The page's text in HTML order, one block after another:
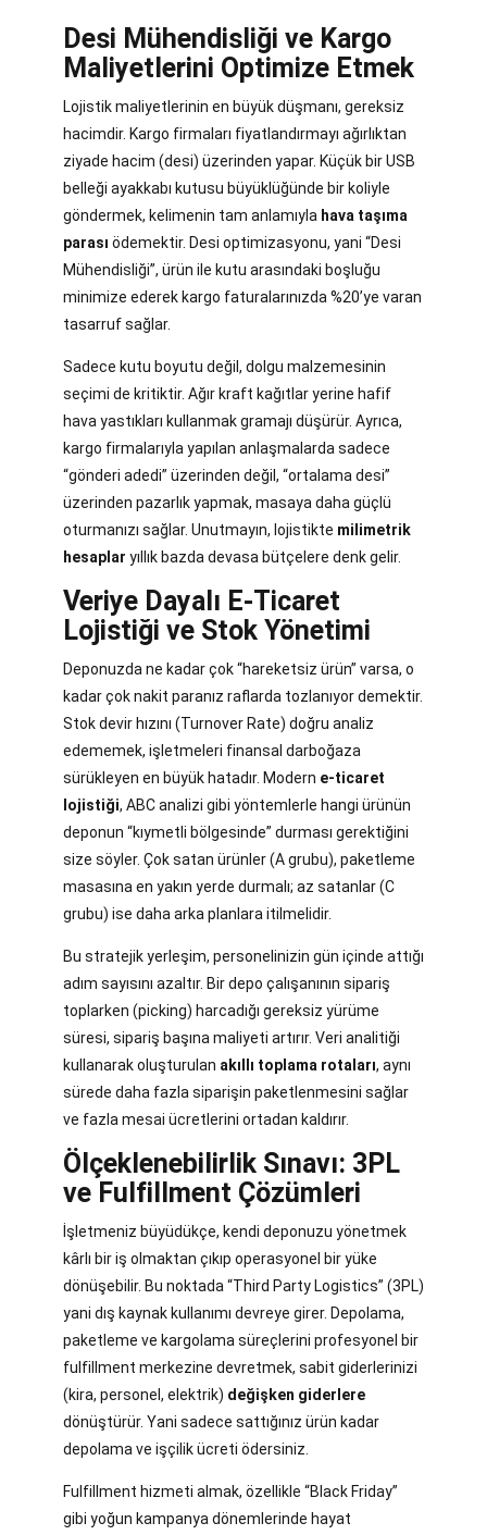
Desi Mühendisliği ve Kargo
Maliyetlerini Optimize Etmek
Lojistik maliyetlerinin en büyük düşmanı, gereksiz
hacimdir. Kargo firmaları fiyatlandırmayı ağırlıktan
ziyade hacim (desi) üzerinden yapar. Küçük bir USB
belleği ayakkabı kutusu büyüklüğünde bir koliyle
göndermek, kelimenin tam anlamıyla hava taşıma
parası ödemektir. Desi optimizasyonu, yani “Desi
Mühendisliği”, ürün ile kutu arasındaki boşluğu
minimize ederek kargo faturalarınızda %20’ye varan
tasarruf sağlar.
Sadece kutu boyutu değil, dolgu malzemesinin
seçimi de kritiktir. Ağır kraft kağıtlar yerine hafif
hava yastıkları kullanmak gramajı düşürür. Ayrıca,
kargo firmalarıyla yapılan anlaşmalarda sadece
“gönderi adedi” üzerinden değil, “ortalama desi”
üzerinden pazarlık yapmak, masaya daha güçlü
oturmanızı sağlar. Unutmayın, lojistikte milimetrik
hesaplar yıllık bazda devasa bütçelere denk gelir.
Veriye Dayalı E-Ticaret
Lojistiği ve Stok Yönetimi
Deponuzda ne kadar çok “hareketsiz ürün” varsa, o
kadar çok nakit paranız raflarda tozlanıyor demektir.
Stok devir hızını (Turnover Rate) doğru analiz
edememek, işletmeleri finansal darboğaza
sürükleyen en büyük hatadır. Modern e-ticaret
lojistiği, ABC analizi gibi yöntemlerle hangi ürünün
deponun “kıymetli bölgesinde” durması gerektiğini
size söyler. Çok satan ürünler (A grubu), paketleme
masasına en yakın yerde durmalı; az satanlar (C
grubu) ise daha arka planlara itilmelidir.
Bu stratejik yerleşim, personelinizin gün içinde attığı
adım sayısını azaltır. Bir depo çalışanının sipariş
toplarken (picking) harcadığı gereksiz yürüme
süresi, sipariş başına maliyeti artırır. Veri analitiği
kullanarak oluşturulan akıllı toplama rotaları, aynı
sürede daha fazla siparişin paketlenmesini sağlar
ve fazla mesai ücretlerini ortadan kaldırır.
Ölçeklenebilirlik Sınavı: 3PL
ve Fulfillment Çözümleri
İşletmeniz büyüdükçe, kendi deponuzu yönetmek
kârlı bir iş olmaktan çıkıp operasyonel bir yüke
dönüşebilir. Bu noktada “Third Party Logistics” (3PL)
yani dış kaynak kullanımı devreye girer. Depolama,
paketleme ve kargolama süreçlerini profesyonel bir
fulfillment merkezine devretmek, sabit giderlerinizi
(kira, personel, elektrik) değişken giderlere
dönüştürür. Yani sadece sattığınız ürün kadar
depolama ve işçilik ücreti ödersiniz.
Fulfillment hizmeti almak, özellikle “Black Friday”
gibi yoğun kampanya dönemlerinde hayat